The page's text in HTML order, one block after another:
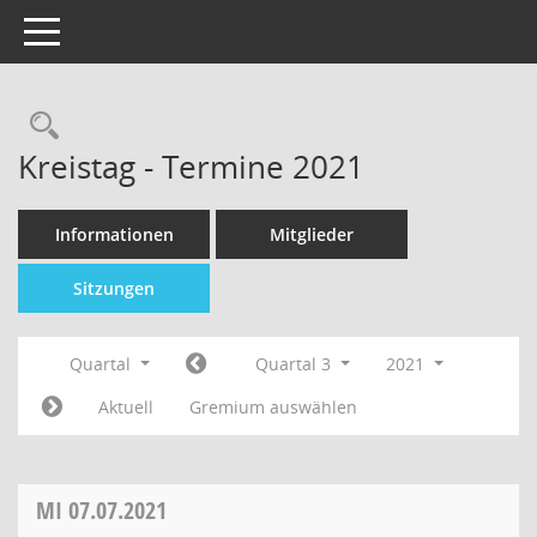
Toggle navigation
Kreistag - Termine 2021
Informationen Mitglieder
Sitzungen
Quartal Quartal 3
2021
Aktuell
Gremium auswählen
MI 07.07.2021